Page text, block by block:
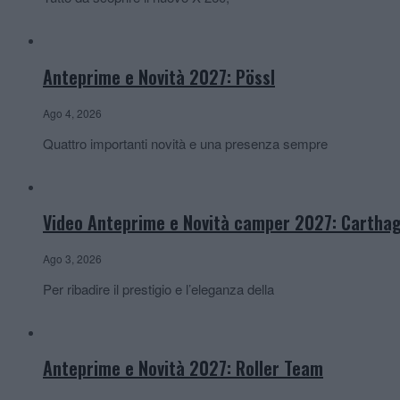
Anteprime e Novità 2027: Pössl
Ago 4, 2026
Quattro importanti novità e una presenza sempre
Video Anteprime e Novità camper 2027:
Ago 3, 2026
Per ribadire il prestigio e l’eleganza della
Anteprime e Novità 2027: Roller Team